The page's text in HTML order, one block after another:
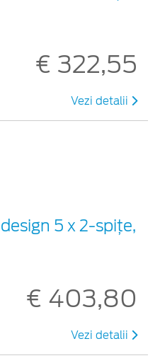
€ 322,55
Vezi detalii
5 x 2-spiţe,
€ 403,80
Vezi detalii